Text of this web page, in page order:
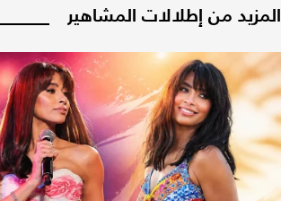
المزيد من إطلالات المشاهير